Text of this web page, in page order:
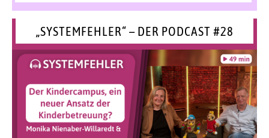
„SYSTEMFEHLER“ – DER PODCAST #28